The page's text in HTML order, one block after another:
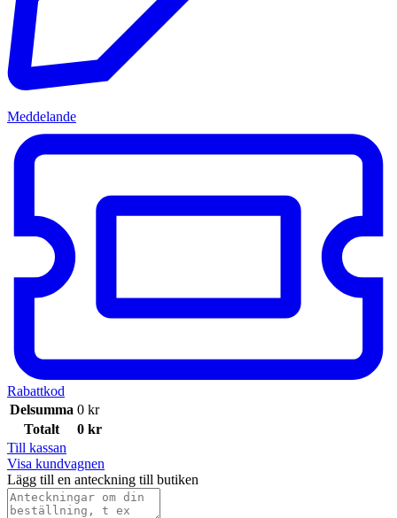
Meddelande
Rabattkod
Delsumma 0 kr
Totalt
0 kr
Till kassan
Visa kundvagnen
Lägg till en anteckning till butiken